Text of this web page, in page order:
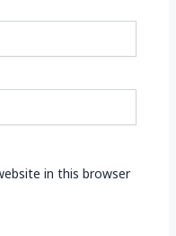
in this browser